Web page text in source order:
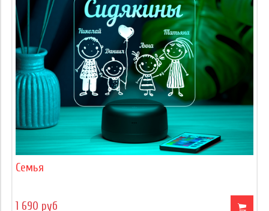
Семья
1 690 руб